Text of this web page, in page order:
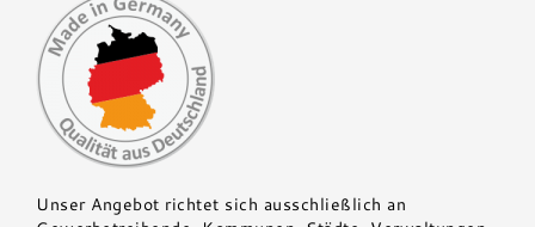
Unser Angebot richtet sich ausschließlich an